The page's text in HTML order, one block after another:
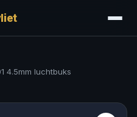
4.5mm luchtbuks